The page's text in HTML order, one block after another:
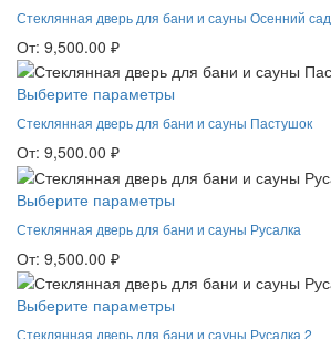
Стеклянная дверь для бани и сауны Осенний сад
От: 9,500.00 ₽
Выберите параметры
Стеклянная дверь для бани и сауны Пастушок
От: 9,500.00 ₽
Выберите параметры
Стеклянная дверь для бани и сауны Русалка
От: 9,500.00 ₽
Выберите параметры
Стеклянная дверь для бани и сауны Русалка 2